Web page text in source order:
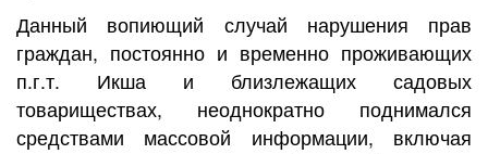
Данный вопиющий случай нарушения прав
граждан, постоянно и временно проживающих
п.г.т. Икша и близлежащих садовых
товариществах, неоднократно поднимался
средствами массовой информации, включая